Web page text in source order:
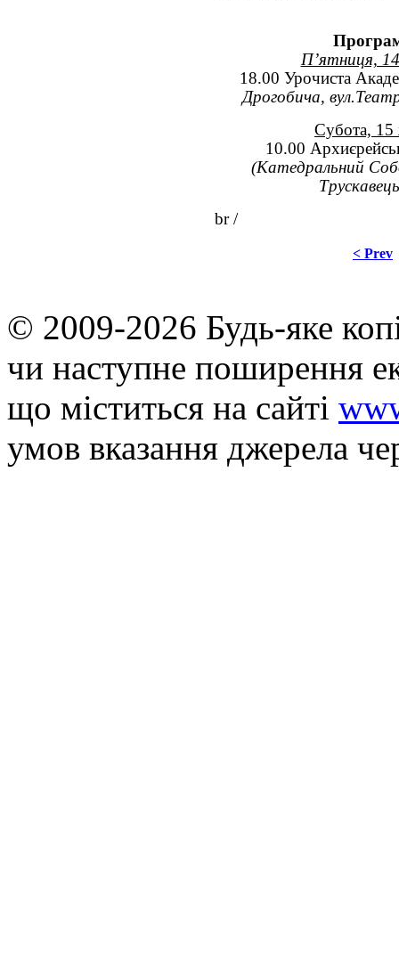
П’ятниця,
18.00 Урочиста
Дрогобича,
Субота, 15
10.00
(Катедральний
br /
< Prev
© 2009-2026 Будь-яке
чи наступне поширення
що мiститься на сайті
умов вказання джерела